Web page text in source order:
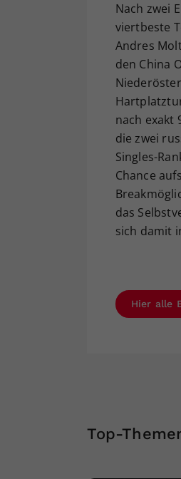
Nach zwei
viertbeste
Andres
den China
nach exakt
die zwei
Singles-
Chance
das
sich damit
Hier alle
Top-